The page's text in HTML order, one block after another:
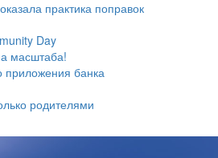
практика поправок
Day
масштаба!
приложения банка
родителями